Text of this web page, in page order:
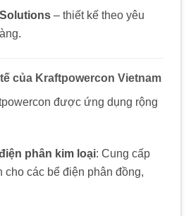
– thiết kế theo yêu
của Kraftpowercon Vietnam
được ứng dụng rộng
phân kim loại: Cung cấp
cho các bể điện phân đồng,